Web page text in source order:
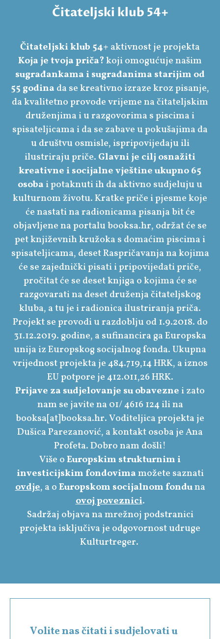
Čitateljski klub 54+
Čitateljski klub 54+ aktivnost je projekta
Koja je tvoja priča?koji omogućuje našim
sugrađankama i sugrađanima starijim od
55 godina da se kreativno izraze kroz pisanje,
da kvalitetno provode vrijeme na čitateljskim
druženjima i u razgovorima s piscima i
spisateljicama i da se zabave u pokušajima da
u društvu osmisle, ispripovijedaju ili
ilustriraju priče. Glavni je cilj osnažiti
kreativne i socijalne vještine ukupno 65
osoba i potaknuti ih da aktivno sudjeluju u
kulturnom životu. Kratke priče i pjesme koje
će nastati na radionicama pisanja bit će
objavljene na portalu booksa.hr, održat će se
pet književnih kružoka s domaćim piscima i
spisateljicama, deset Raspričavanja na kojima
će se zajednički pisati i pripovijedati priče,
pročitat će se deset knjiga o kojima će se
razgovarati na deset druženja čitateljskog
kluba, a tu je i radionica ilustriranja priča.
Projekt se provodi u razdoblju od 1.9.2018. do
31.12.2019. godine, a sufinancira ga Europska
unija iz Europskog socijalnog fonda. Ukupna
vrijednost projekta je 484.719,14 HRK, a iznos
EU potpore je 412.011,26 HRK.
Prijave za sudjelovanje su obavezne i zato
nam se javite na 01/ 4616 124 ili na
booksa[at]booksa.hr. Voditeljica projekta je
Dušica Parezanović, a kontakt osoba je Ana
Profeta. Dobro nam došli!
Više oEuropskim strukturnim i
investicijskim fondovimamožete saznati
ovdje, a oEuropskom socijalnom fonduna
ovoj poveznici.
Sadržaj objava na mrežnoj podstranici
projekta isključiva je odgovornost udruge
Kulturtreger.
Volite nas čitati i sudjelovati u